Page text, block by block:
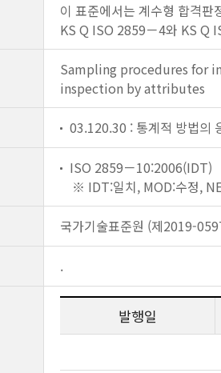
이 표준에서는 계수형 합격
KS Q ISO 2859－4와 KS Q
Sampling procedures for
inspection by attributes
03.120.30 : 통계적 방법의
ISO 2859－10:2006(IDT)
※ IDT:일치, MOD:수정,
국가기술표준원 (제2019-
.
발행일